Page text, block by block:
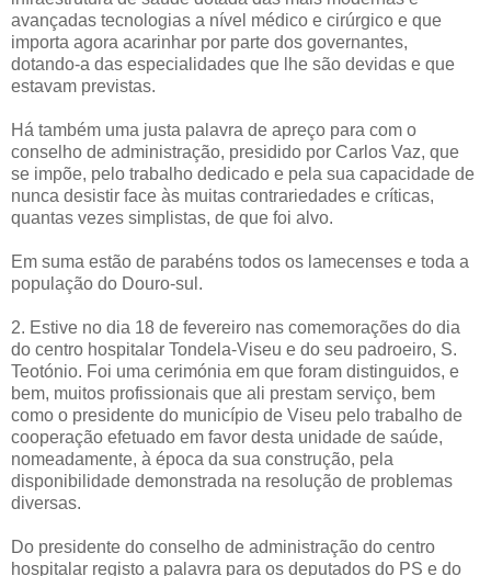
avançadas tecnologias a nível médico e cirúrgico e que
importa agora acarinhar por parte dos governantes,
dotando-a das especialidades que lhe são devidas e que
estavam previstas.
Há também uma justa palavra de apreço para com o
conselho de administração, presidido por Carlos Vaz, que
se impõe, pelo trabalho dedicado e pela sua capacidade de
nunca desistir face às muitas contrariedades e críticas,
quantas vezes simplistas, de que foi alvo.
Em suma estão de parabéns todos os lamecenses e toda a
população do Douro-sul.
2. Estive no dia 18 de fevereiro nas comemorações do dia
do centro hospitalar Tondela-Viseu e do seu padroeiro, S.
Teotónio. Foi uma cerimónia em que foram distinguidos, e
bem, muitos profissionais que ali prestam serviço, bem
como o presidente do município de Viseu pelo trabalho de
cooperação efetuado em favor desta unidade de saúde,
nomeadamente, à época da sua construção, pela
disponibilidade demonstrada na resolução de problemas
diversas.
Do presidente do conselho de administração do centro
hospitalar registo a palavra para os deputados do PS e do